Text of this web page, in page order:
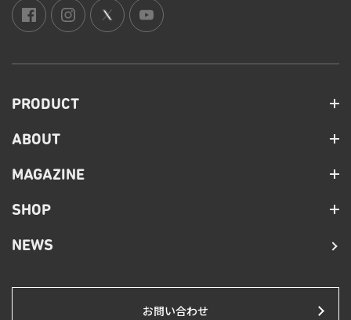
PRODUCT
ABOUT
MAGAZINE
SHOP
NEWS
お問い合わせ